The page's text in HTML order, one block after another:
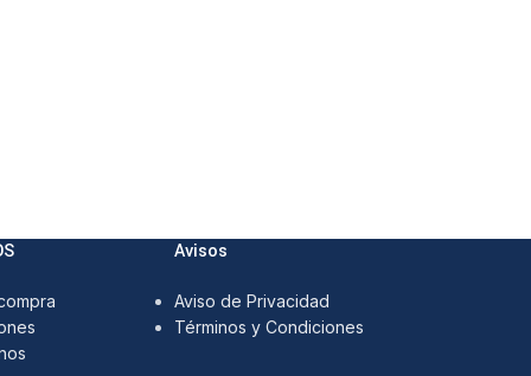
Avisos
Aviso de Privacidad
Términos y Condiciones